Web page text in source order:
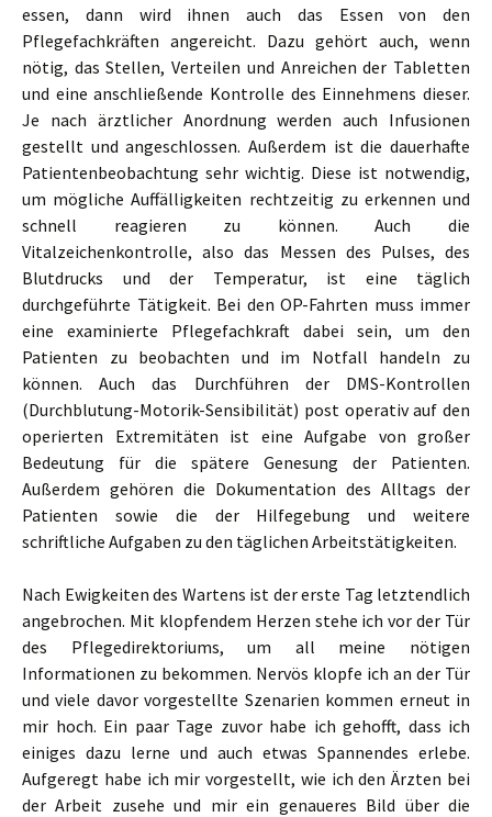
essen, dann wird ihnen auch das Essen von den
Pflegefachkräften angereicht. Dazu gehört auch, wenn
nötig, das Stellen, Verteilen und Anreichen der Tabletten
und eine anschließende Kontrolle des Einnehmens dieser.
Je nach ärztlicher Anordnung werden auch Infusionen
gestellt und angeschlossen. Außerdem ist die dauerhafte
Patientenbeobachtung sehr wichtig. Diese ist notwendig,
um mögliche Auffälligkeiten rechtzeitig zu erkennen und
schnell reagieren zu können. Auch die
Vitalzeichenkontrolle, also das Messen des Pulses, des
Blutdrucks und der Temperatur, ist eine täglich
durchgeführte Tätigkeit. Bei den OP-Fahrten muss immer
eine examinierte Pflegefachkraft dabei sein, um den
Patienten zu beobachten und im Notfall handeln zu
können. Auch das Durchführen der DMS-Kontrollen
(Durchblutung-Motorik-Sensibilität) post operativ auf den
operierten Extremitäten ist eine Aufgabe von großer
Bedeutung für die spätere Genesung der Patienten.
Außerdem gehören die Dokumentation des Alltags der
Patienten sowie die der Hilfegebung und weitere
schriftliche Aufgaben zu den täglichen Arbeitstätigkeiten.
Nach Ewigkeiten des Wartens ist der erste Tag letztendlich
angebrochen. Mit klopfendem Herzen stehe ich vor der Tür
des Pflegedirektoriums, um all meine nötigen
Informationen zu bekommen. Nervös klopfe ich an der Tür
und viele davor vorgestellte Szenarien kommen erneut in
mir hoch. Ein paar Tage zuvor habe ich gehofft, dass ich
einiges dazu lerne und auch etwas Spannendes erlebe.
Aufgeregt habe ich mir vorgestellt, wie ich den Ärzten bei
der Arbeit zusehe und mir ein genaueres Bild über die